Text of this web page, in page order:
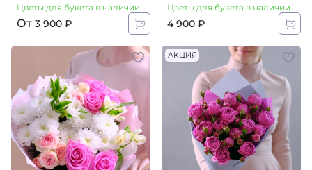
Цветы для букета в наличии
От 3 900 ₽
Цветы для букета в наличии
4 900 ₽
АКЦИЯ